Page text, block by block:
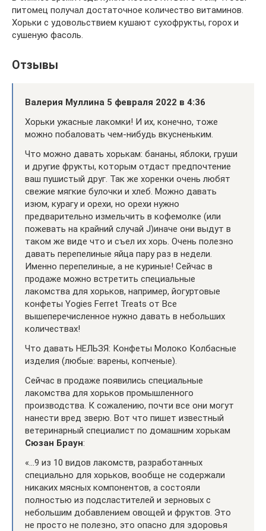
питомец получал достаточное количество витаминов.
Хорьки с удовольствием кушают сухофрукты, горох и
сушеную фасоль.
Отзывы
Валерия Муллина 5 февраля 2022 в 4:36
Хорьки ужасные лакомки! И их, конечно, тоже
можно побаловать чем-нибудь вкусненьким.
Что можно давать хорькам: бананы, яблоки, груши
и другие фрукты, которым отдаст предпочтение
ваш пушистый друг. Так же хоренки очень любят
свежие мягкие булочки и хлеб. Можно давать
изюм, курагу и орехи, но орехи нужно
предварительно измельчить в кофемолке (или
пожевать на крайний случай J)иначе они выдут в
таком же виде что и съел их хорь. Очень полезно
давать перепелиные яйца пару раз в недели.
Именно перепелиные, а не куриные! Сейчас в
продаже можно встретить специальные
лакомства для хорьков, например, йогуртовые
конфеты Yogies Ferret Treats от Все
вышеперечисленное нужно давать в небольших
количествах!
Что давать НЕЛЬЗЯ: Конфеты Молоко Колбасные
изделия (любые: варены, копченые).
Сейчас в продаже появились специальные
лакомства для хорьков промышленного
производства. К сожалению, почти все они могут
нанести вред зверю. Вот что пишет известный
ветеринарный специалист по домашним хорькам
Сюзан Браун:
«…9 из 10 видов лакомств, разработанных
специально для хорьков, вообще не содержали
никаких мясных компонентов, а состояли
полностью из подсластителей и зерновых с
небольшим добавлением овощей и фруктов. Это
не просто не полезно, это опасно для здоровья